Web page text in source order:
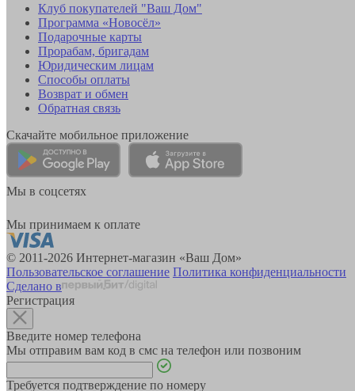
Клуб покупателей "Ваш Дом"
Программа «Новосёл»
Подарочные карты
Прорабам, бригадам
Юридическим лицам
Способы оплаты
Возврат и обмен
Обратная связь
Скачайте мобильное приложение
Мы в соцсетях
Мы принимаем к оплате
© 2011-2026 Интернет-магазин «Ваш Дом»
Пользовательское соглашение Политика конфиденциальности
Сделано в
Регистрация
Введите номер телефона
Мы отправим вам код в смс на телефон или позвоним
Требуется подтверждение по номеру